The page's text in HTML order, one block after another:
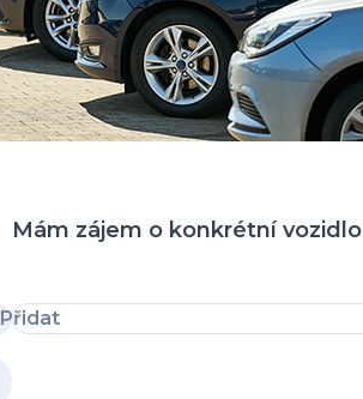
Mám zájem o konkrétní vozidlo
Přidat